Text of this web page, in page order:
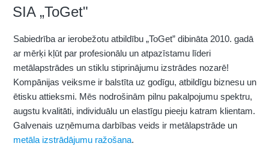
SIA „ToGet"
Sabiedrība ar ierobežotu atbildību „ToGet” dibināta 2010. gadā
ar mērķi kļūt par profesionālu un atpazīstamu līderi
metālapstrādes un stiklu stiprinājumu izstrādes nozarē!
Kompānijas veiksme ir balstīta uz godīgu, atbildīgu biznesu un
ētisku attieksmi. Mēs nodrošinām pilnu pakalpojumu spektru,
augstu kvalitāti, individuālu un elastīgu pieeju katram klientam.
Galvenais uzņēmuma darbības veids ir metālapstrāde un
metāla izstrādājumu ražošana.